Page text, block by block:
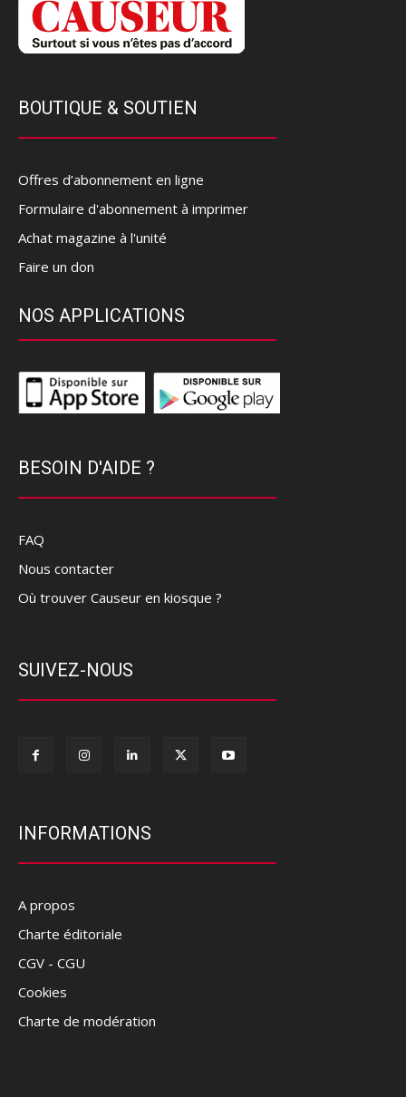
BOUTIQUE & SOUTIEN
Offres d’abonnement en ligne
Formulaire d'abonnement à imprimer
Achat magazine à l'unité
Faire un don
NOS APPLICATIONS
BESOIN D'AIDE ?
FAQ
Nous contacter
Où trouver Causeur en kiosque ?
SUIVEZ-NOUS
INFORMATIONS
A propos
Charte éditoriale
CGV - CGU
Cookies
Charte de modération